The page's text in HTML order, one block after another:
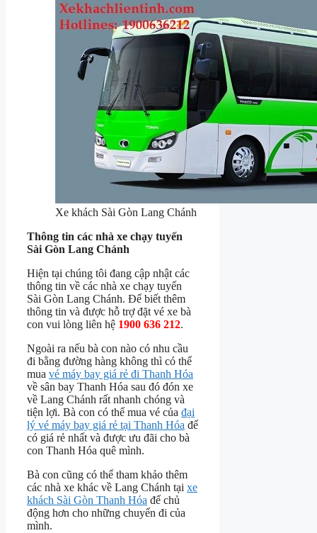
Xe khách Sài Gòn Lang Chánh
Thông tin các nhà xe chạy tuyến
Sài Gòn Lang Chánh
Hiện tại chúng tôi đang cập nhật các
thông tin về các nhà xe chạy tuyến
Sài Gòn Lang Chánh. Để biết thêm
thông tin và được hỗ trợ đặt vé xe bà
con vui lòng liên hệ 1900 636 212.
Ngoài ra nếu bà con nào có nhu cầu
đi bằng đường hàng không thì có thể
mua vé máy bay giá rẻ đi Thanh Hóa
về sân bay Thanh Hóa sau đó đón xe
về Lang Chánh rất nhanh chóng và
tiện lợi. Bà con có thể mua vé của đại
lý vé máy bay giá rẻ tại Thanh Hóa để
có giá rẻ nhất và được ưu đãi cho bà
con Thanh Hóa quê mình.
Bà con cũng có thể tham khảo thêm
các nhà xe khác về Lang Chánh tại xe
khách Sài Gòn Thanh Hóa để chủ
động hơn cho những chuyến đi của
mình.